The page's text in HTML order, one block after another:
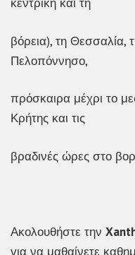
βόρεια), τη Θεσσαλία,
Πελοπόννησο,
πρόσκαιρα μέχρι το
Κρήτης και τις
βραδινές ώρες στο
Ακολουθήστε την
για να μαθαίνετε